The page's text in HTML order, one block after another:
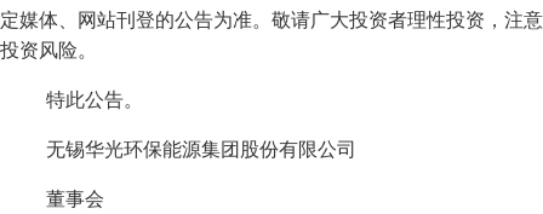
定媒体、网站刊登的公告为准。敬请广大投资者理性投资，注意
投资风险。
特此公告。
无锡华光环保能源集团股份有限公司
董事会